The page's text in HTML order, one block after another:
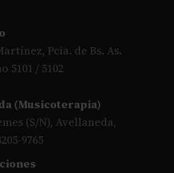
Pcia. de Bs. As.
5101 / 5102
(Musicoterapia)
(S/N), Avellaneda,
9765